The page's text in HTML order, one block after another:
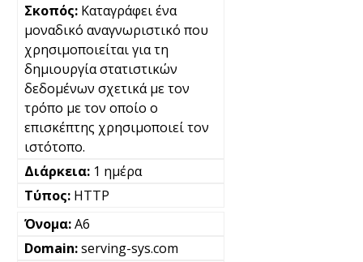
Καταγράφει ένα
μοναδικό αναγνωριστικό που
χρησιμοποιείται για τη
δημιουργία στατιστικών
δεδομένων σχετικά με τον
τρόπο με τον οποίο ο
επισκέπτης χρησιμοποιεί τον
ιστότοπο.
1 ημέρα
HTTP
A6
serving-sys.com